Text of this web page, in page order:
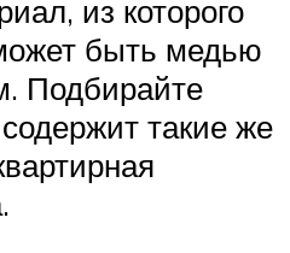
из которого
быть медью
Подбирайте
такие же